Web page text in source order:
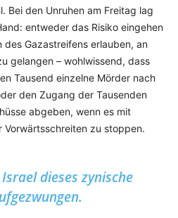
Bei den Unruhen am Freitag lag
entweder das Risiko eingehen
des Gazastreifens erlauben, an
gelangen – wohlwissend, dass
Tausend einzelne Mörder nach
den Zugang der Tausenden
abgeben, wenn es mit
zu stoppen.
dieses zynische